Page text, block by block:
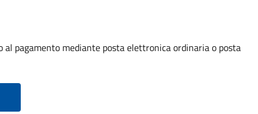
pagamento mediante posta elettronica ordinaria o posta